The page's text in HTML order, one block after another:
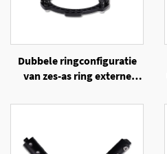
Dubbele ringconfiguratie
van zes-as ring externe